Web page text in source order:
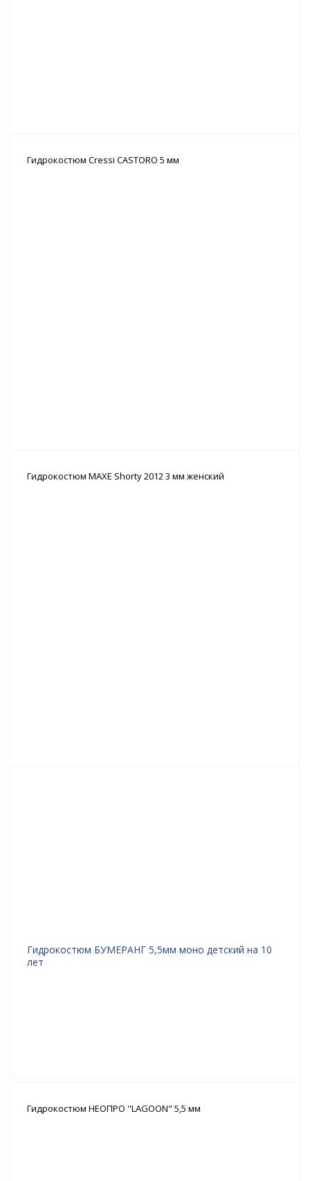
Гидрокостюм Cressi CASTORO 5 мм
Гидрокостюм MAXE Shorty 2012 3 мм женский
Гидрокостюм БУМЕРАНГ 5,5мм моно детский на 10
лет
Гидрокостюм НЕОПРО "LAGOON" 5,5 мм